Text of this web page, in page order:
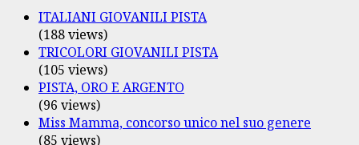
ITALIANI GIOVANILI PISTA
(188 views)
TRICOLORI GIOVANILI PISTA
(105 views)
PISTA, ORO E ARGENTO
(96 views)
Miss Mamma, concorso unico nel suo genere
(85 views)